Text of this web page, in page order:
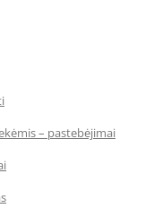
– pastebėjimai